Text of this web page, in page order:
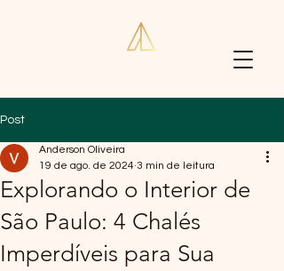
Post
Explorando o Interior de
São Paulo: 4 Chalés
Imperdíveis para Sua
Anderson Oliveira
19 de ago. de 2024 3 min de leitura